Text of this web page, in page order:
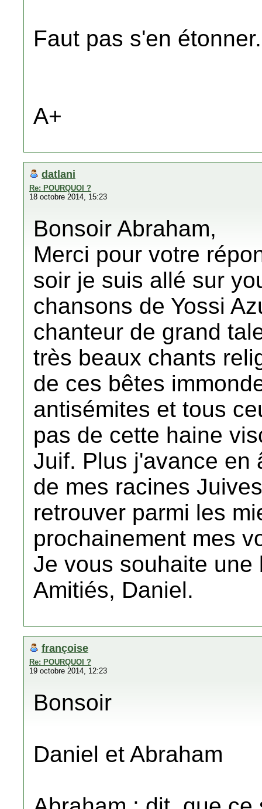
Faut pas s'en étonner.
A+
datlani
Re: POURQUOI ?
18 octobre 2014, 15:23
Bonsoir Abraham,
Merci pour votre
soir je suis allé sur
chansons de Yossi
chanteur de grand
très beaux chants
de ces bêtes
antisémites et tous
pas de cette haine
Juif. Plus j'avance en
de mes racines
retrouver parmi les
prochainement mes
Je vous souhaite une
Amitiés, Daniel.
françoise
Re: POURQUOI ?
19 octobre 2014, 12:23
Bonsoir
Daniel et Abraham